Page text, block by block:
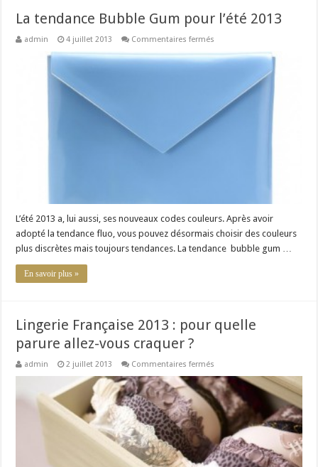
La tendance Bubble Gum pour l’été 2013
admin 4 juillet 2013 Commentaires fermés
tendance
Bubble
2013
L’été 2013 a, lui aussi, ses nouveaux codes couleurs. Après avoir
adopté la tendance fluo, vous pouvez désormais choisir des couleurs
plus discrètes mais toujours tendances. La tendance bubble gum …
En savoir plus »
Lingerie Française 2013 : pour quelle
parure allez-vous craquer ?
admin 2 juillet 2013 Commentaires fermés
Française
2013
:
pour
quelle
parure
allez-
vous
craquer
?